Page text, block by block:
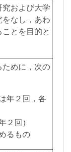
および大学
なし，あわ
とを目的と
めに，次の
年２回，各
回）
るもの